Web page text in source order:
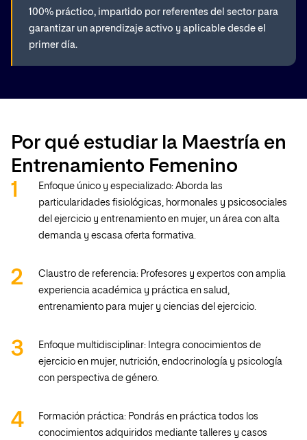
100% práctico, impartido por referentes del sector para
garantizar un aprendizaje activo y aplicable desde el
primer día.
Por qué estudiar la Maestría en
Entrenamiento Femenino
Enfoque único y especializado: Aborda las
particularidades fisiológicas, hormonales y psicosociales
del ejercicio y entrenamiento en mujer, un área con alta
demanda y escasa oferta formativa.
Claustro de referencia: Profesores y expertos con amplia
experiencia académica y práctica en salud,
entrenamiento para mujer y ciencias del ejercicio.
Enfoque multidisciplinar: Integra conocimientos de
ejercicio en mujer, nutrición, endocrinología y psicología
con perspectiva de género.
Formación práctica: Pondrás en práctica todos los
conocimientos adquiridos mediante talleres y casos